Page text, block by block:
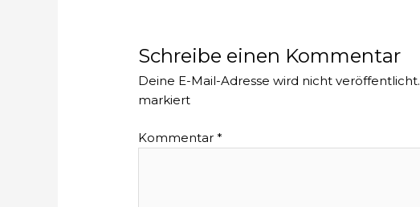
Schreibe einen Kommentar
Deine E-Mail-Adresse wird nicht veröffentlicht.
markiert
Kommentar*